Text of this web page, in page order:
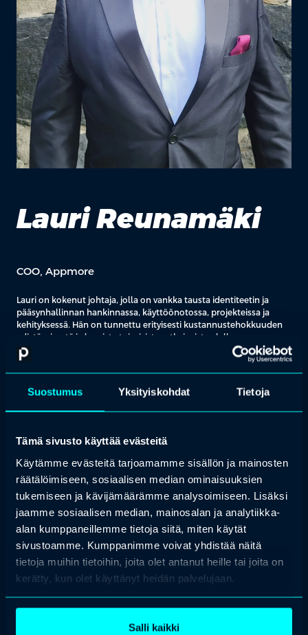
Suostumus Yksityiskohdat Tietoja
Tämä sivusto käyttää evästeitä
Käytämme evästeitä tarjoamamme sisällön ja mainosten
räätälöimiseen, sosiaalisen median ominaisuuksien
tukemiseen ja kävijämäärämme analysoimiseen. Lisäksi
jaamme sosiaalisen median, mainosalan ja analytiikka-
alan kumppaneillemme tietoja siitä, miten käytät
sivustoamme. Kumppanimme voivat yhdistää näitä
tietoja muihin tietoihin, joita olet antanut heille tai joita on
kerätty, kun olet käyttänyt heidän palvelujaan.
Salli kaikki
Lauri Reunamäki
COO, Appmore
Lauri on kokenut johtaja, jolla on vankka tausta identiteetin ja
pääsynhallinnan hankinnassa, käyttöönotossa, projekteissa ja
kehityksessä. Hän on tunnettu erityisesti kustannustehokkuuden
edistämisestä ja luovista toimivista ratkaisuista alalla.
Lauri on kerryttänyt yli 24 vuoden mittaisella urallaan laajan
osaamisen eri rooleista, aina tuotannonjohtamisesta, projekteihin
ja kehitykseen. Tämän ajanjakson aikana hän on tehokkaasti
vastannut moninaisiin pääsyoikeuksiin liittyviin haasteisiin. Hänen
nykyisessä operatiivisessa roolissaan hän kantaa kokonaisvastuun
edellyttää syvällistä ymmärrystä identiteetin ja pääsynhallinnan
integroimisesta pilvipohjaiseen ServiceNow-alustaan. Tavoitteena
on tarjota identiteetin ja pääsynhallinta ratkaisua markkinoiden
tietoturvan ja tietosuojan sensitiiviselle tiedolle.
Lauri on sitoutunut innovatiivisiin lähestymistapoihin ja käytännön
ratkaisuihin, jotka edistävät liiketoiminnan tehokkuutta ja
turvallisuutta. Hänen monipuolinen kokemuksensa ja
asiantuntemuksensa tekevät hänestä arvostetun vaikuttajan
alallaan.